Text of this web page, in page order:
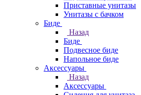
Приставные унитазы
Унитазы с бачком
Биде
Назад
Биде
Подвесное биде
Напольное биде
Аксессуары
Назад
Аксессуары